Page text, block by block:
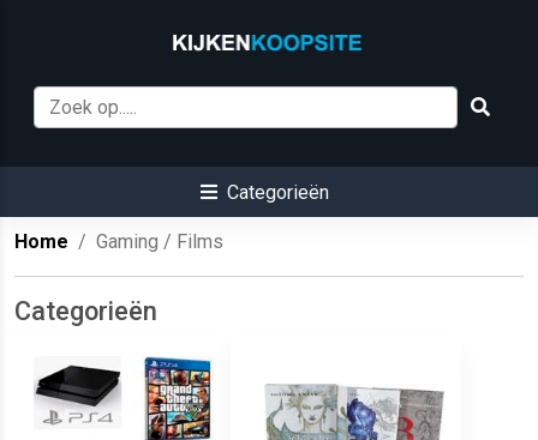
Categorieën
Home Gaming / Films
Categorieën